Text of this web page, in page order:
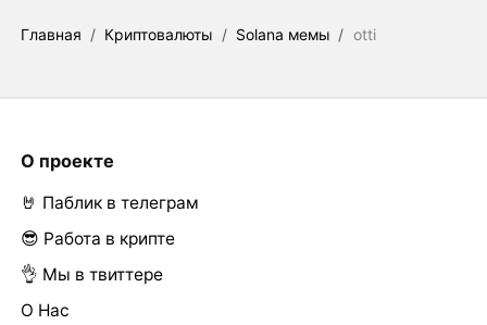
Главная / Криптовалюты / Solana мемы / otti
О проекте
🤘 Паблик в телеграм
😎 Работа в крипте
👌 Мы в твиттере
О Нас